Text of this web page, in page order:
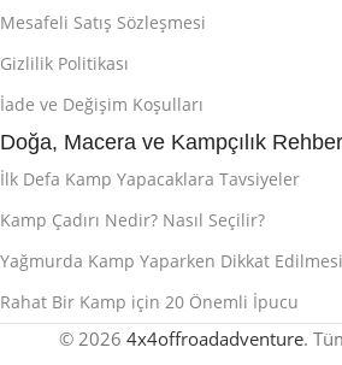
Mesafeli Satış Sözleşmesi
Gizlilik Politikası
İade ve Değişim Koşulları
Doğa, Macera ve Kampçılık
İlk Defa Kamp Yapacaklara Tavsiyeler
Kamp Çadırı Nedir? Nasıl Seçilir?
Yağmurda Kamp Yaparken Dikkat
Rahat Bir Kamp için 20 Önemli İpucu
© 2026 4x4offroadadventure.